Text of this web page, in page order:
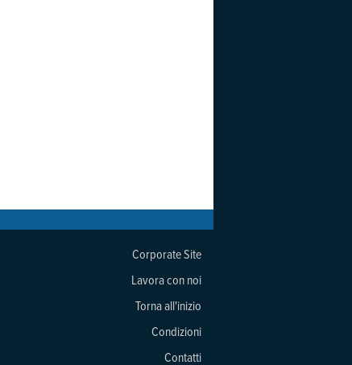
Corporate Site
Lavora con noi
Torna all'inizio
Condizioni
Contatti